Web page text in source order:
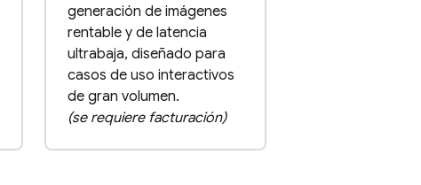
generación de imágenes
rentable y de latencia
ultrabaja, diseñado para
casos de uso interactivos
de gran volumen.
(se requiere facturación)